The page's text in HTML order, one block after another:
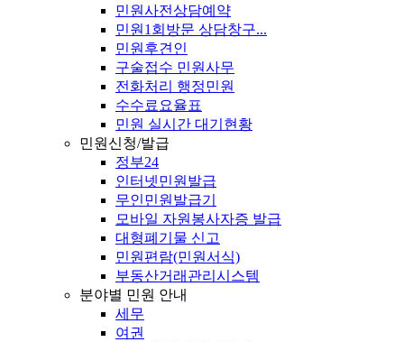
민원사전상담예약
민원1회방문 상담창구...
민원후견인
구술접수 민원사무
전화처리 행정민원
수수료요율표
민원 실시간 대기현황
민원신청/발급
정부24
인터넷민원발급
무인민원발급기
모바일 자원봉사자증 발급
대형폐기물 신고
민원편람(민원서식)
부동산거래관리시스템
분야별 민원 안내
세무
여권